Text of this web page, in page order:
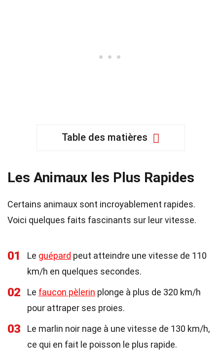
Table des matières
Les Animaux les Plus Rapides
Certains animaux sont incroyablement rapides.
Voici quelques faits fascinants sur leur vitesse.
01 Le guépard peut atteindre une vitesse de 110
km/h en quelques secondes.
02 Le faucon pèlerin plonge à plus de 320 km/h
pour attraper ses proies.
03
Le marlin noir nage à une vitesse de 130 km/h,
ce qui en fait le poisson le plus rapide.